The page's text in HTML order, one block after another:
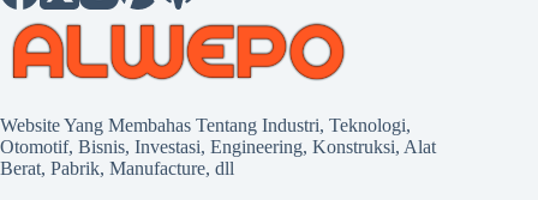
Website Yang Membahas Tentang Industri, Teknologi,
Otomotif, Bisnis, Investasi, Engineering, Konstruksi, Alat
Berat, Pabrik, Manufacture, dll